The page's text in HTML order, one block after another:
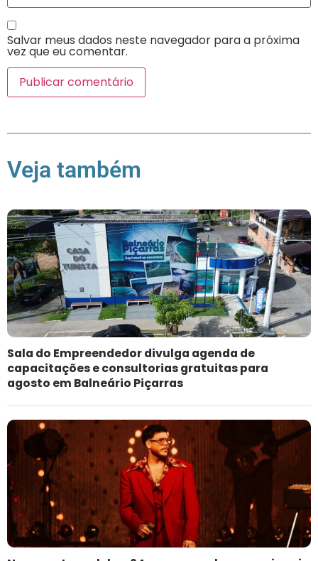
Salvar meus dados neste navegador para a próxima
vez que eu comentar.
Veja também
Sala do Empreendedor divulga agenda de
capacitações e consultorias gratuitas para
agosto em Balneário Piçarras